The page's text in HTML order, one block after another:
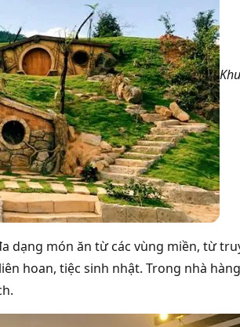
dạng món ăn từ các vùng miền, từ
hoan, tiệc sinh nhật. Trong nhà